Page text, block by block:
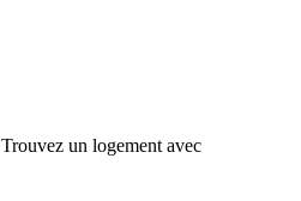
Trouvez un logement avec